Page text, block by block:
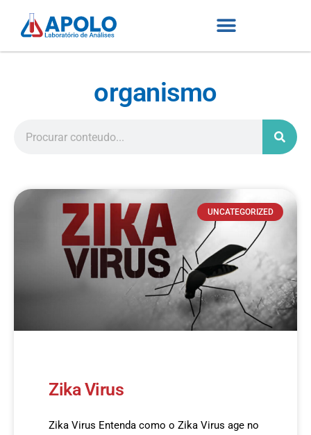
organismo
UNCATEGORIZED
Zika Virus
Zika Virus Entenda como o Zika Virus age no